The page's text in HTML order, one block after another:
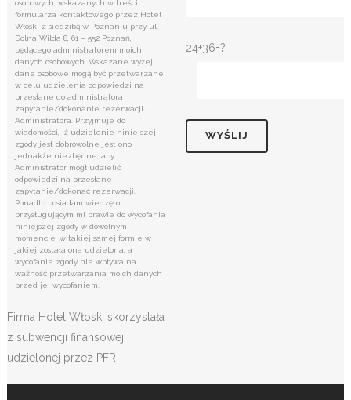
osobowych, wskazanych w treści
formularza kontaktowego przez Hotel
Włoski z siedzibą w Poznaniu przy ul.
Dolna Wilda 8, 61 – 552 Poznań,
będącego administratorem moich
danych osobowych. Wskazane wyżej
dane osobowe mogą być przetwarzane
w celu udzielenia odpowiedzi na
przesłane do administratora
zapytanie/dokonanie rezerwacji u
Administratora. Przyjmuje do
wiadomości, iż udzielenie niniejszej
zgody jest dobrowolne jest ono
jednakże niezbędne, aby
Administrator mógł udzielić
odpowiedzi na przesłane
zapytanie/dokonać rezerwacji.
Ponadto posiadam wiedzę o
przysługującym mi prawie do wycofania
niniejszej zgody w dowolnym
momencie, w takiej samej formie w
jakiej została ona udzielona, a
wycofanie zgody nie wpływa na
ważność przetwarzania moich danych
przed jej wycofaniem.
Firma Hotel Włoski skorzystała
z subwencji finansowej
udzielonej przez PFR
24+36=?